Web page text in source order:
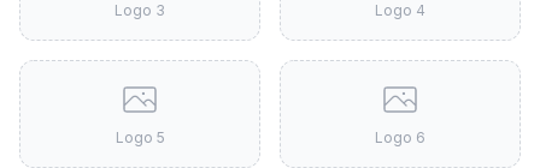
Logo 3 Logo 4
Logo 5 Logo 6